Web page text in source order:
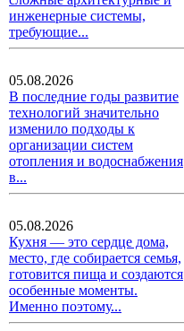
инженерные системы,
требующие...
05.08.2026
В последние годы развитие
технологий значительно
изменило подходы к
организации систем
отопления и водоснабжения
в...
05.08.2026
Кухня — это сердце дома,
место, где собирается семья,
готовится пища и создаются
особенные моменты.
Именно поэтому...